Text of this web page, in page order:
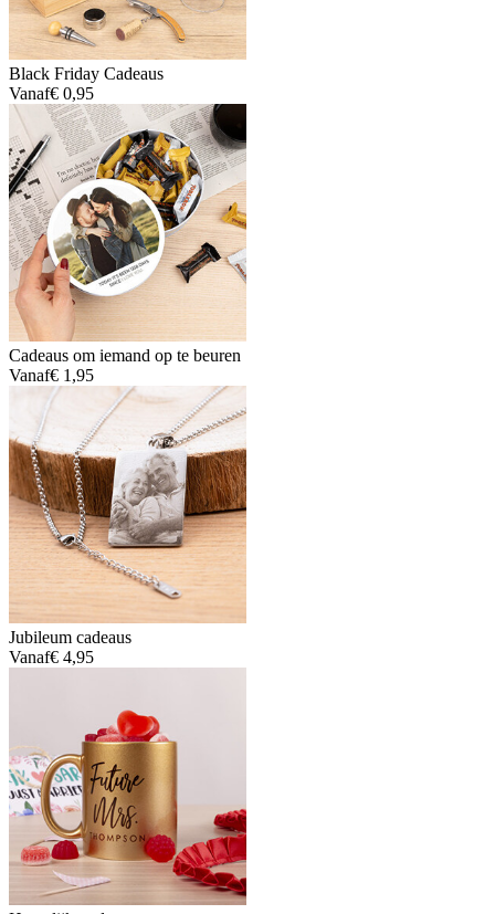
Black Friday Cadeaus
Vanaf€ 0,95
Cadeaus om iemand op te beuren
Vanaf€ 1,95
Jubileum cadeaus
Vanaf€ 4,95